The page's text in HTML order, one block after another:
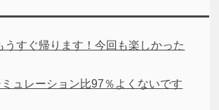
うすぐ帰ります！今回も楽しかった
ュレーション比97％よくないです